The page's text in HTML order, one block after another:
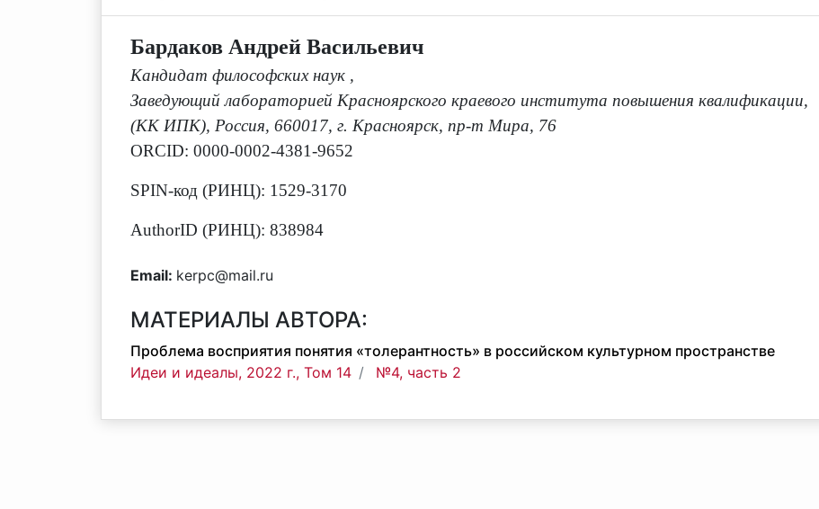
Бардаков Андрей Васильевич
Кандидат философских наук ,
Заведующий лабораторией Красноярского краевого института повышения квалификации,
(КК ИПК), Россия, 660017, г. Красноярск, пр-т Мира, 76
ORCID: 0000-0002-4381-9652
SPIN-код (РИНЦ): 1529-3170
AuthorID (РИНЦ): 838984
Email: kerpc@mail.ru
МАТЕРИАЛЫ АВТОРА:
Проблема восприятия понятия «толерантность» в российском культурном пространстве
Идеи и идеалы, 2022 г., Том 14
№4, часть 2